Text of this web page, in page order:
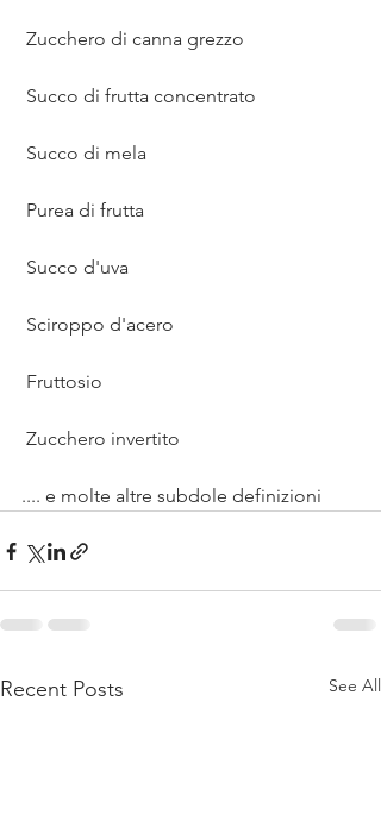
Zucchero di canna grezzo
Succo di frutta concentrato
Succo di mela
Purea di frutta
Succo d'uva
Sciroppo d'acero
Fruttosio
Zucchero invertito
.... e molte altre subdole definizioni
Recent Posts See All